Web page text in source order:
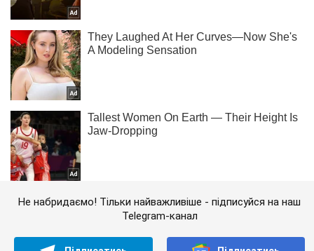
Не набридаємо! Тільки найважливіше - підписуйся на наш
Telegram-канал